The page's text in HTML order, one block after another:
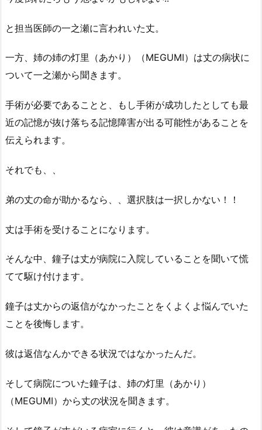
と担当医師の一之瀬に言われいた丈。
一方、姉の姉の灯里（あかり）（MEGUMI）は丈の病状に
ついて一之瀬から聞きます。
手術が必要であることと、もし手術が成功したとしても最
近の記憶が抜け落ちる記憶障害が出る可能性があることを
伝えられます。
それでも、、
弟の丈の命が助かるなら、、選択肢は一択しかない！！
丈は手術を受けることになります。
そんな中、鐘子は丈が病院に入院していることを聞いて慌
てて駆け付けます。
鐘子は丈からの返信がなかったことをくよくよ悩んでいた
ことを後悔します。
彼は返信なんかできる状況ではなかったんだ。
そして病院についた鐘子は、姉の灯里（あかり）
（MEGUMI）から丈の状況を聞きます。